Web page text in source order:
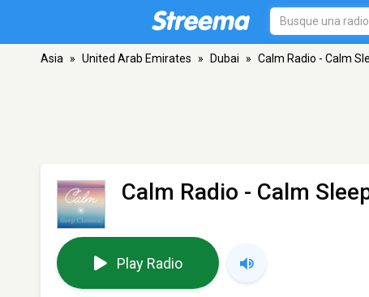
Asia » United Arab Emirates » Dubai » Calm Radio - Calm
Calm Radio - Calm
Play Radio